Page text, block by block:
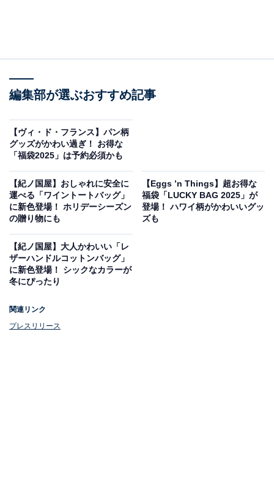
イラストパーカー（グレー、FREE、税込5990円）
カラー展開：グレー／ネイビー
4400円）
イラストレーター・ケイリーンさん描きおろしのオリジ
ナルイラストをプリント。ゆったり着られるオーバーサ
フォトロンT
編集部が選ぶおすすめ記事
【ヴィ・ド・フランス】パン柄
グッズがかわい過ぎ！ お得な
「福袋2025」は予約必須かも
【紀ノ国屋】おしゃれに安全に
運べる「ワイントートバッグ」
に新色登場！ ホリデーシーズン
の贈り物にも
【Eggs ’n Things】超お得な
福袋「LUCKY BAG 2025」が
登場！ ハワイ柄がかわいいグッ
ズも
【紀ノ国屋】大人かわいい「レ
ザーハンドルコットンバッグ」
に新色登場！ シックなカラーが
冬にぴったり
関連リンク
プレスリリース